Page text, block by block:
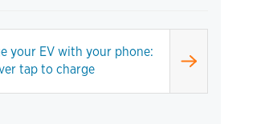
your EV with your phone:
tap to charge